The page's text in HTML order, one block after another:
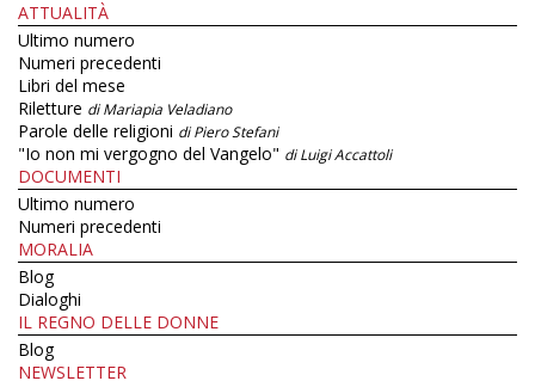
ATTUALITÀ
Ultimo numero
Numeri precedenti
Libri del mese
Riletture di Mariapia Veladiano
Parole delle religioni di Piero Stefani
"Io non mi vergogno del Vangelo" di Luigi Accattoli
DOCUMENTI
Ultimo numero
Numeri precedenti
MORALIA
Blog
Dialoghi
IL REGNO DELLE DONNE
Blog
NEWSLETTER